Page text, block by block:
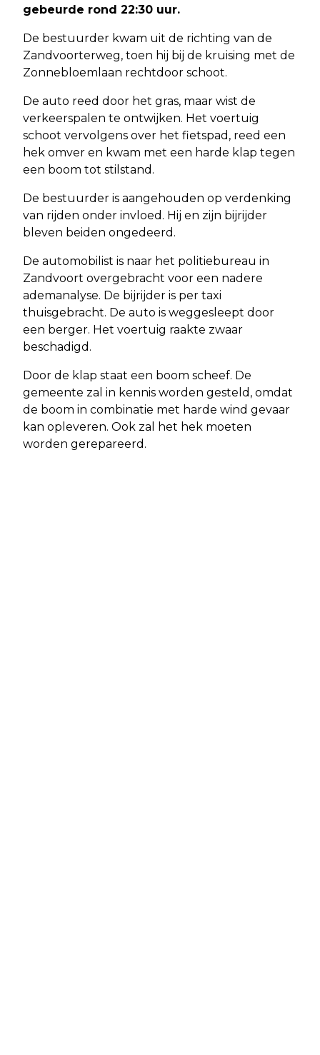
gebeurde rond 22:30 uur.
De bestuurder kwam uit de richting van de
Zandvoorterweg, toen hij bij de kruising met de
Zonnebloemlaan rechtdoor schoot.
De auto reed door het gras, maar wist de
verkeerspalen te ontwijken. Het voertuig
schoot vervolgens over het fietspad, reed een
hek omver en kwam met een harde klap tegen
een boom tot stilstand.
De bestuurder is aangehouden op verdenking
van rijden onder invloed. Hij en zijn bijrijder
bleven beiden ongedeerd.
De automobilist is naar het politiebureau in
Zandvoort overgebracht voor een nadere
ademanalyse. De bijrijder is per taxi
thuisgebracht. De auto is weggesleept door
een berger. Het voertuig raakte zwaar
beschadigd.
Door de klap staat een boom scheef. De
gemeente zal in kennis worden gesteld, omdat
de boom in combinatie met harde wind gevaar
kan opleveren. Ook zal het hek moeten
worden gerepareerd.